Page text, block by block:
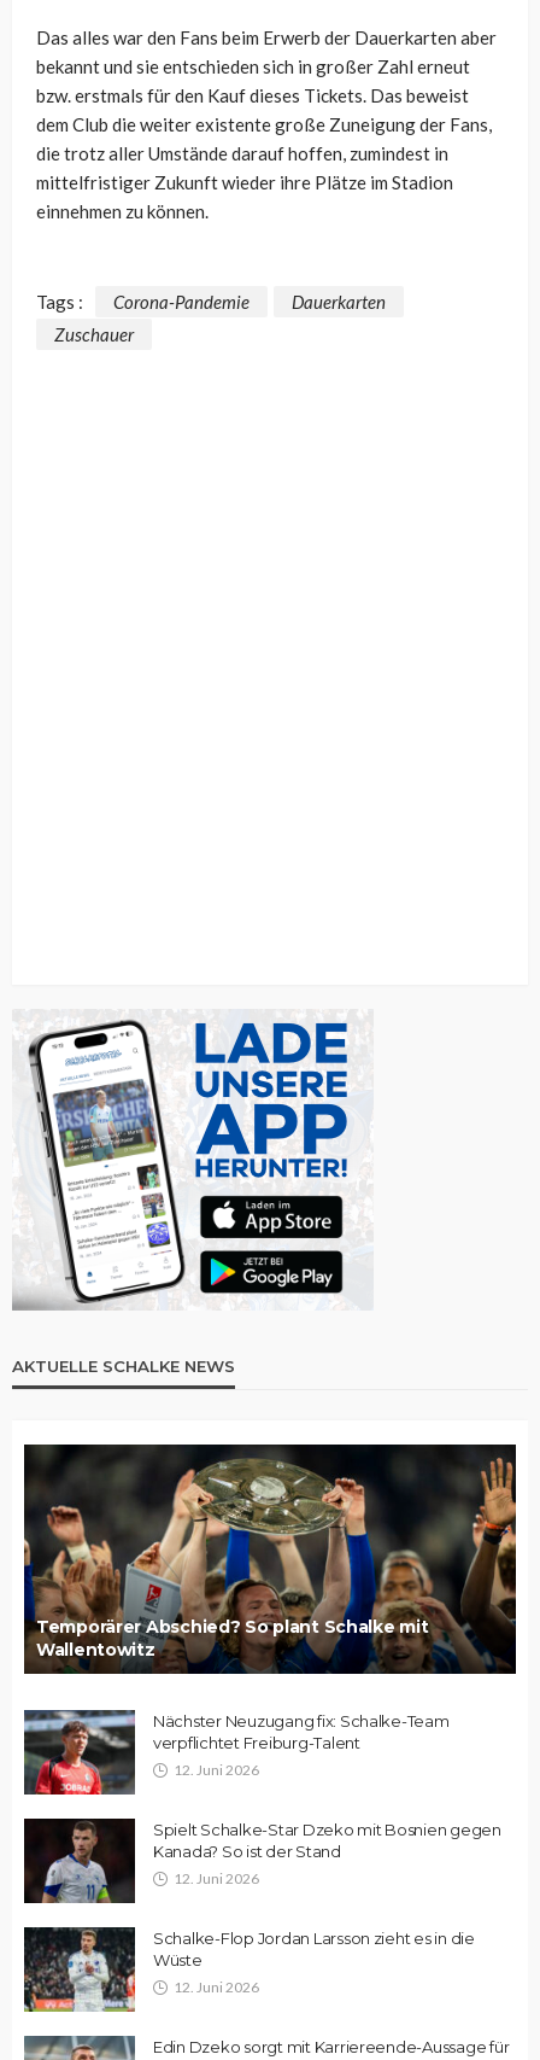
Das alles war den Fans beim Erwerb der Dauerkarten aber
bekannt und sie entschieden sich in großer Zahl erneut
bzw. erstmals für den Kauf dieses Tickets. Das beweist
dem Club die weiter existente große Zuneigung der Fans,
die trotz aller Umstände darauf hoffen, zumindest in
mittelfristiger Zukunft wieder ihre Plätze im Stadion
einnehmen zu können.
Tags : Corona-Pandemie
Dauerkarten
Zuschauer
AKTUELLE SCHALKE NEWS
Temporärer Abschied? So plant Schalke mit
Wallentowitz
Nächster Neuzugang fix: Schalke-Team
verpflichtet Freiburg-Talent
12. Juni 2026
Spielt Schalke-Star Dzeko mit Bosnien gegen
Kanada? So ist der Stand
12. Juni 2026
Schalke-Flop Jordan Larsson zieht es in die
Wüste
12. Juni 2026
Edin Dzeko sorgt mit Karriereende-Aussage für